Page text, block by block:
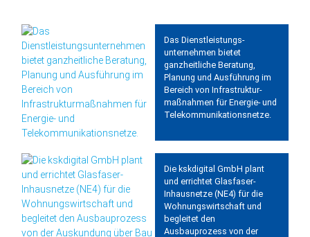
Das Dienstleistungs­
unternehmen bietet
ganzheitliche Beratung,
Planung und Ausführung im
Bereich von Infrastruktur­
maßnahmen für Energie- und
Tele­kommu­nikations­netze.
Die kskdigital GmbH plant
und errichtet Glasfaser-
Inhausnetze (NE4) für die
Wohnungswirtschaft und
begleitet den
Ausbauprozess von der